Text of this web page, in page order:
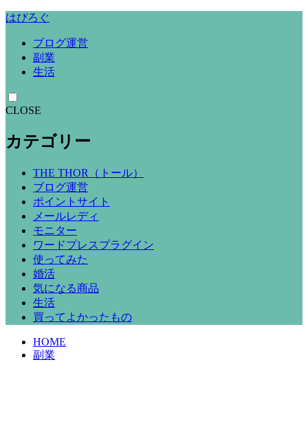
はぴろぐ
ブログ運営
副業
生活
CLOSE
カテゴリー
THE THOR（トール）
ブログ運営
ポイントサイト
メールレディ
モニター
ワードプレスプラグイン
使ってみた
婚活
気になる商品
生活
買ってよかったもの
HOME
副業